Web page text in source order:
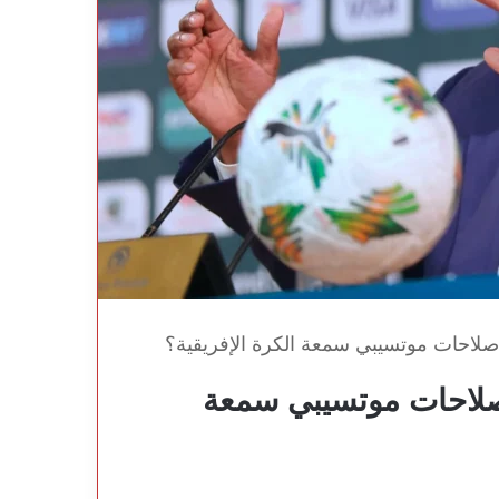
موتسيبي سمعة الكرة الإفريقية؟
موتسيبي سمعة